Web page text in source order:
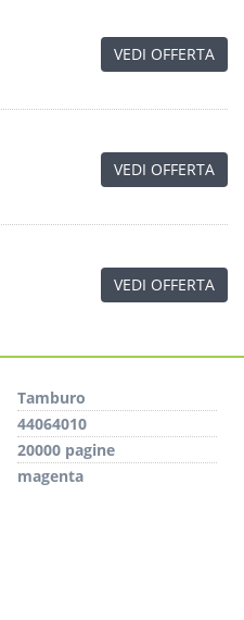
VEDI OFFERTA
VEDI OFFERTA
VEDI OFFERTA
Tamburo
44064010
20000 pagine
magenta